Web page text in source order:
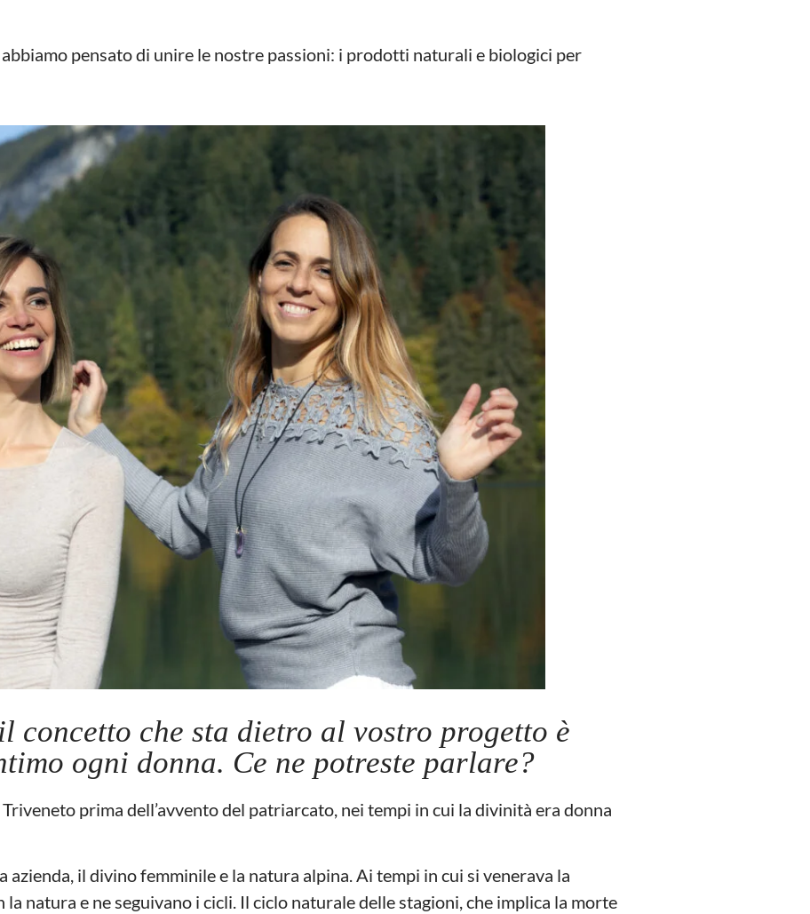
pensato di unire le nostre passioni: i prodotti naturali e biologici per
concetto che sta dietro al vostro progetto è
ogni donna. Ce ne potreste parlare?
prima dell’avvento del patriarcato, nei tempi in cui la divinità era donna
il divino femminile e la natura alpina. Ai tempi in cui si venerava la
natura e ne seguivano i cicli. Il ciclo naturale delle stagioni, che implica la morte